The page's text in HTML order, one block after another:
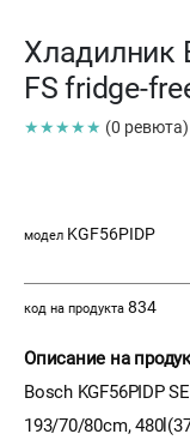
Хладилник
FS fridge-
★★★★★ (0 ревюта)
модел KGF56PIDP
код на продукта 834
Описание на
Bosch KGF56PIDP
193/70/80cm,